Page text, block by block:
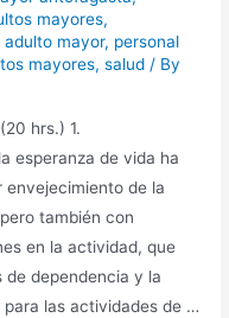
mayores,
adulto mayor, personal
mayores,salud / By
(20 hrs.) 1.
esperanza de vida ha
de la
también con
en la actividad, que
dependencia y la
las actividades de …